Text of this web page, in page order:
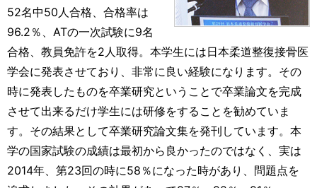
52名中50人合格、合格率は
96.2％、ATの一次試験に9名
合格、教員免許を2人取得。本学生には日本柔道整復接骨医
学会に発表させており、非常に良い経験になります。その
時に発表したものを卒業研究ということで卒業論文を完成
させて出来るだけ学生には研修をすることを勧めていま
す。その結果として卒業研究論文集を発刊しています。本
学の国家試験の成績は最初から良かったのではなく、実は
2014年、第23回の時に58％になった時があり、問題点を